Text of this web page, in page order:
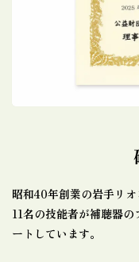
昭和40年創業の岩手リオ
11名の技能者が補聴器
ートしています。